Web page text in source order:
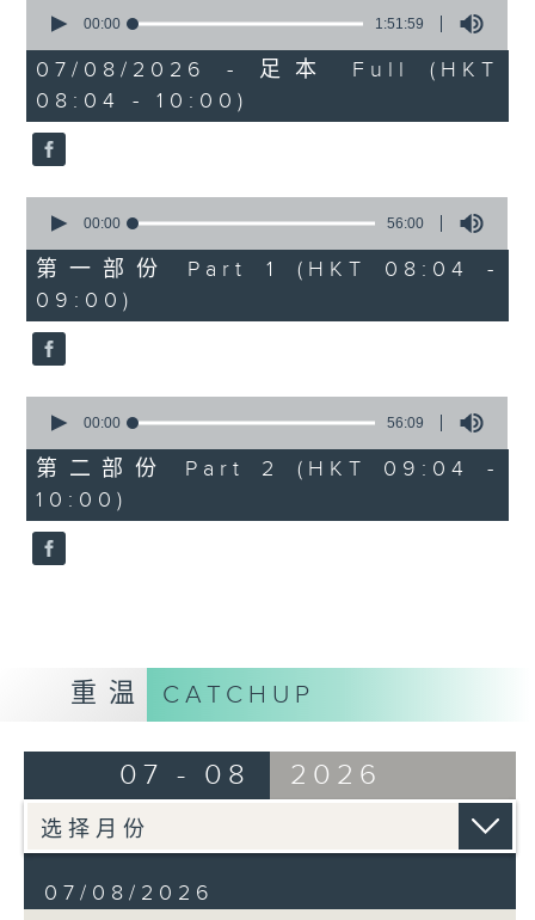
seconds
1
hour,
51
minutes,
59
seconds
00:00 1:51:59
07/08/2026 - 足本 Full (HKT
08:04 - 10:00)
seconds
56
minutes,
0
seconds
00:00 56:00
第一部份 Part 1 (HKT 08:04 -
09:00)
seconds
56
minutes,
9
seconds
00:00 56:09
第二部份 Part 2 (HKT 09:04 -
10:00)
重温 CATCHUP
07 - 08 2026
07/08/2026